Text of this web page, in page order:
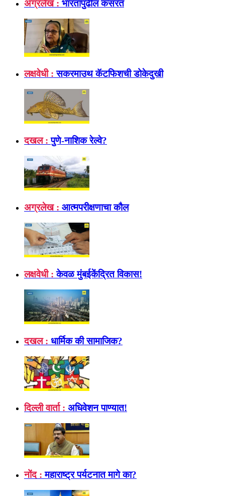
अग्रलेख : भारतापुढील कसरत
लक्षवेधी : सकरमाउथ कॅटफिशची डोकेदुखी
दखल : पुणे-नाशिक रेल्वे?
अग्रलेख : आत्मपरीक्षणाचा कौल
लक्षवेधी : केवळ मुंबईकेंद्रित विकास!
दखल : धार्मिक की सामाजिक?
दिल्ली वार्ता : अधिवेशन पाण्यात!
नोंद : महाराष्ट्र पर्यटनात मागे का?